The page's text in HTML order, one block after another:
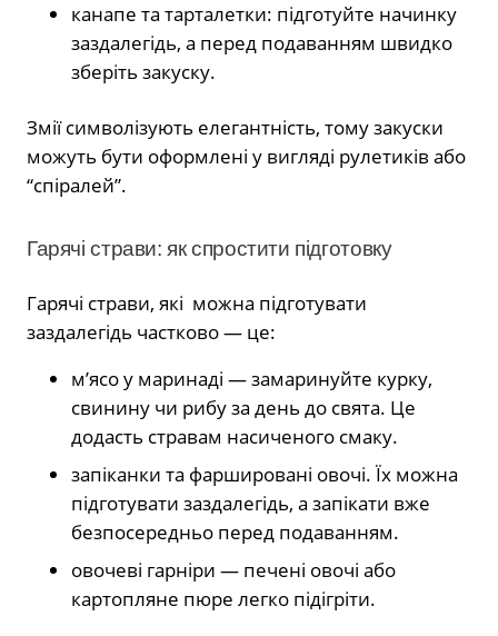
канапе та тарталетки: підготуйте начинку
заздалегідь, а перед подаванням швидко
зберіть закуску.
Змії символізують елегантність, тому закуски
можуть бути оформлені у вигляді рулетиків або
“спіралей”.
Гарячі страви: як спростити підготовку
Гарячі страви, які можна підготувати
заздалегідь частково — це:
м’ясо у маринаді — замаринуйте курку,
свинину чи рибу за день до свята. Це
додасть стравам насиченого смаку.
запіканки та фаршировані овочі. Їх можна
підготувати заздалегідь, а запікати вже
безпосередньо перед подаванням.
овочеві гарніри — печені овочі або
картопляне пюре легко підігріти.